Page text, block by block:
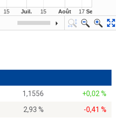
1,1556
+0,02 %
2,93 %
-0,41 %